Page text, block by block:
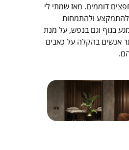
דוממים. מאז שמתי לי
ולהתמחות
בגוף וגם בנפש, על מנת
אנשים בהקלה על כאבים